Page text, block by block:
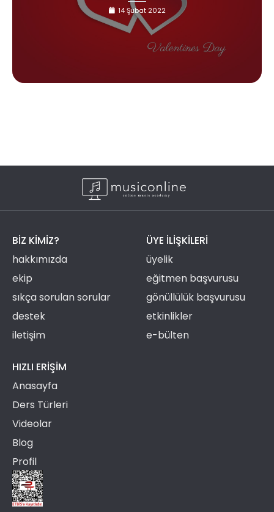
14 Şubat 2022
BIZ KIMIZ?
hakkımızda
ekip
sıkça sorulan sorular
destek
iletişim
ÜYE ILIŞKILERI
üyelik
eğitmen başvurusu
gönüllülük başvurusu
etkinlikler
e-bülten
HIZLI ERIŞIM
Anasayfa
Ders Türleri
Videolar
Blog
Profil